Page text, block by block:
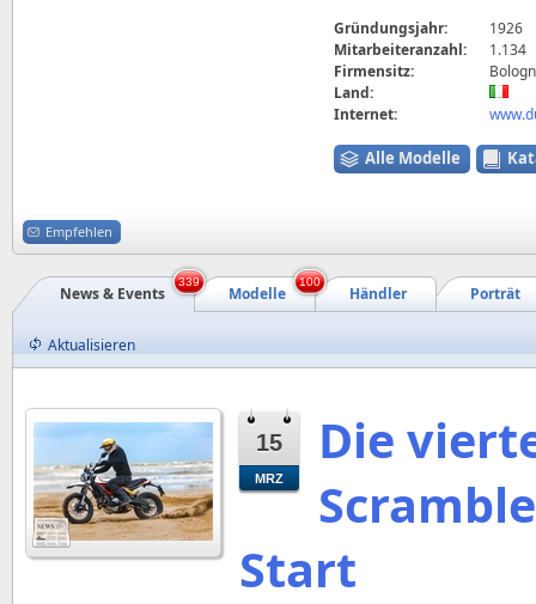
Gründungsjahr:
1926
Mitarbeiteranzahl:
1.134
Firmensitz:
Land:
Internet:
Alle Modelle
Empfehlen
Porträt
Händler
Modelle
News & Events
339 100
Aktualisieren
15
MRZ
Die
Start